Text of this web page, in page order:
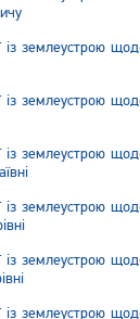
із землеустрою
із землеустрою
із землеустрою
із землеустрою
із землеустрою
із землеустрою